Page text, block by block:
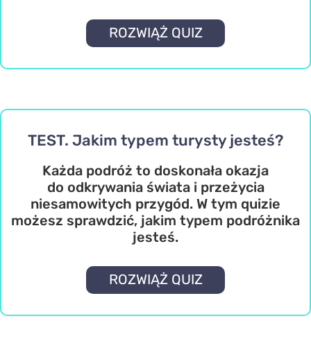
ROZWIĄŻ QUIZ
TEST. Jakim typem turysty jesteś?
Każda podróż to doskonała okazja
do odkrywania świata i przeżycia
niesamowitych przygód. W tym quizie
możesz sprawdzić, jakim typem podróżnika
jesteś.
ROZWIĄŻ QUIZ